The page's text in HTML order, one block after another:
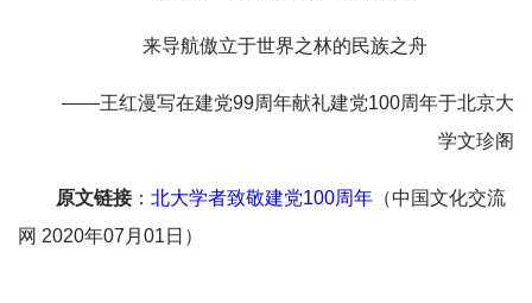
来导航傲立于世界之林的民族之舟
——王红漫写在建党99周年献礼建党100周年于北京大
学文珍阁
原文链接： 北大学者致敬建党100周年 （中国文化交流
网 2020年07月01日）